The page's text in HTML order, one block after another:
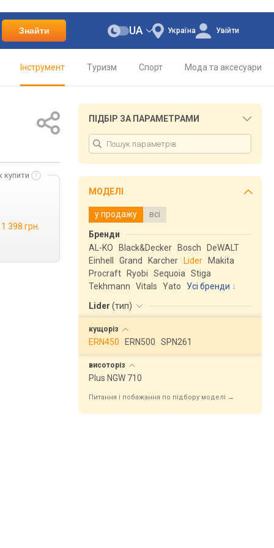
Знайти Україна
UA Увійти
Інструмент Туризм Спорт Мода та аксесуари
купити
1 398 грн.
ПІДБІР ЗА ПАРАМЕТРАМИ
МОДЕЛІ
у продажу всі
Бренди
AL-KO
Black&Decker Bosch
DeWALT
Einhell
Grand Karcher Lider
Makita
Procraft
Ryobi Sequoia
Stiga
Tekhmann
Vitals Yato
Усі бренди
Lider (тип)
кущоріз
ERN450 ERN500 SPN261
висоторіз
Plus NGW 710
Питання і побажання по підбору моделі →